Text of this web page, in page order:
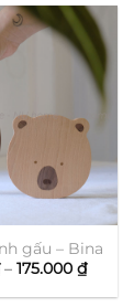
đến
gấu – Bina
– 175.000 ₫
giá:
từ